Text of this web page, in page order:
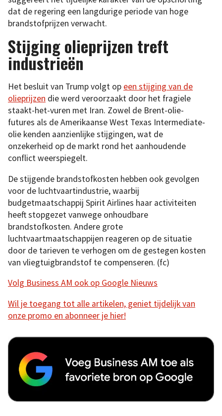
dat de regering een langdurige periode van hoge
brandstofprijzen verwacht.
Stijging olieprijzen treft
industrieën
Het besluit van Trump volgt op een stijging van de
olieprijzen die werd veroorzaakt door het fragiele
staakt-het-vuren met Iran. Zowel de Brent-olie-
futures als de Amerikaanse West Texas Intermediate-
olie kenden aanzienlijke stijgingen, wat de
onzekerheid op de markt rond het aanhoudende
conflict weerspiegelt.
De stijgende brandstofkosten hebben ook gevolgen
voor de luchtvaartindustrie, waarbij
budgetmaatschappij Spirit Airlines haar activiteiten
heeft stopgezet vanwege onhoudbare
brandstofkosten. Andere grote
luchtvaartmaatschappijen reageren op de situatie
door de tarieven te verhogen om de gestegen kosten
van vliegtuigbrandstof te compenseren. (fc)
Volg Business AM ook op Google Nieuws
Wil je toegang tot alle artikelen, geniet tijdelijk van
onze promo en abonneer je hier!